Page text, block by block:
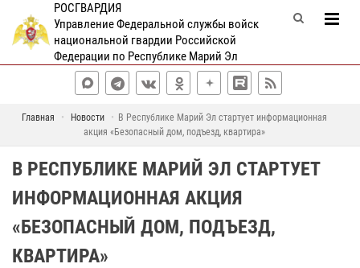
РОСГВАРДИЯ
Управление Федеральной службы войск
национальной гвардии Российской
Федерации по Республике Марий Эл
Главная Новости
В Республике Марий Эл стартует информационная
акция «Безопасный дом, подъезд, квартира»
В РЕСПУБЛИКЕ МАРИЙ ЭЛ СТАРТУЕТ
ИНФОРМАЦИОННАЯ АКЦИЯ
«БЕЗОПАСНЫЙ ДОМ, ПОДЪЕЗД,
КВАРТИРА»